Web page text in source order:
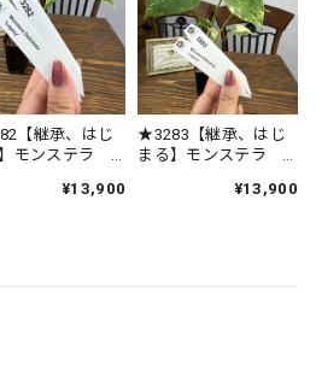
境に少しずつ慣れながら、元
ることを私たちも願っており
をいただき、心より感謝申し
もROOTALをどうぞよろしく
。
思いました😊植物の品質が良いの
【継承、はじ
モンステラ
2.5号ロング硬質
¥13,900
★3283【継承、はじ
まる】モンステラ
ー（2.5号ロング硬質
¥13,900